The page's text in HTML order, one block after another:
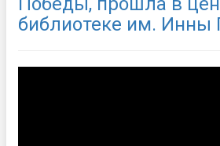
библиотеке им. Инны